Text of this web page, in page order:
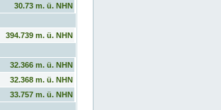
30.73 m. ü. NHN
394.739 m. ü. NHN
32.366 m. ü. NHN
32.368 m. ü. NHN
33.757 m. ü. NHN